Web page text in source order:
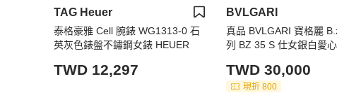
TAG Heuer
泰格豪雅 Cell 腕錶 WG1313-0 石
英灰色錶盤不鏽鋼女錶 HEUER
TWD 12,297
BVLGARI
真品 BVLGARI 寶格麗
列 BZ 35 S 仕女銀白愛心
TWD 30,000
現折 800